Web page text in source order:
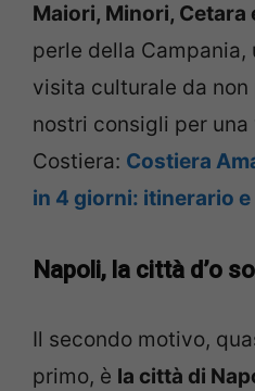
Maiori, Minori, Cetara
perle della Campania,
visita culturale da non
nostri consigli per
Costiera: Costiera
in 4 giorni: itinerario
Napoli, la città d’o
Il secondo motivo,
primo, è la città di